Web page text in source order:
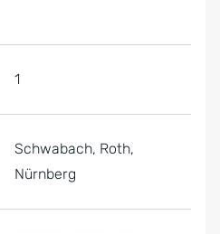
1
Schwabach, Roth,
Nürnberg